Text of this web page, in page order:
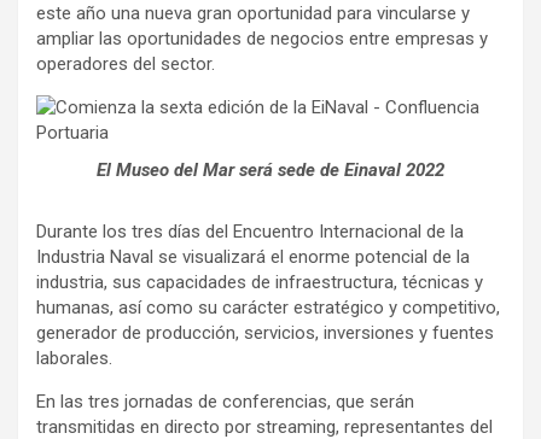
este año una nueva gran oportunidad para vincularse y
ampliar las oportunidades de negocios entre empresas y
operadores del sector.
El Museo del Mar será sede de Einaval 2022
Durante los tres días del Encuentro Internacional de la
Industria Naval se visualizará el enorme potencial de la
industria, sus capacidades de infraestructura, técnicas y
humanas, así como su carácter estratégico y competitivo,
generador de producción, servicios, inversiones y fuentes
laborales.
En las tres jornadas de conferencias, que serán
transmitidas en directo por streaming, representantes del